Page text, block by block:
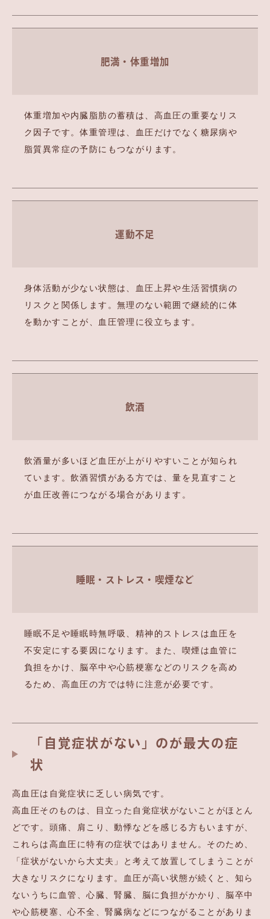
肥満・体重増加
体重増加や内臓脂肪の蓄積は、高血圧の重要なリス
ク因子です。体重管理は、血圧だけでなく糖尿病や
脂質異常症の予防にもつながります。
運動不足
身体活動が少ない状態は、血圧上昇や生活習慣病の
リスクと関係します。無理のない範囲で継続的に体
を動かすことが、血圧管理に役立ちます。
飲酒
飲酒量が多いほど血圧が上がりやすいことが知られ
ています。飲酒習慣がある方では、量を見直すこと
が血圧改善につながる場合があります。
睡眠・ストレス・喫煙など
睡眠不足や睡眠時無呼吸、精神的ストレスは血圧を
不安定にする要因になります。また、喫煙は血管に
負担をかけ、脳卒中や心筋梗塞などのリスクを高め
るため、高血圧の方では特に注意が必要です。
「自覚症状がない」のが最大の症
状
高血圧は自覚症状に乏しい病気です。
高血圧そのものは、目立った自覚症状がないことがほとん
どです。頭痛、肩こり、動悸などを感じる方もいますが、
これらは高血圧に特有の症状ではありません。そのため、
「症状がないから大丈夫」と考えて放置してしまうことが
大きなリスクになります。血圧が高い状態が続くと、知ら
ないうちに血管、心臓、腎臓、脳に負担がかかり、脳卒中
や心筋梗塞、心不全、腎臓病などにつながることがありま